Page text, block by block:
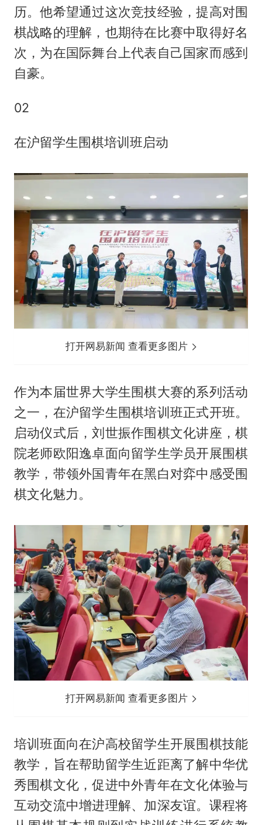
历。他希望通过这次竞技经验，提高对围
棋战略的理解，也期待在比赛中取得好名
次，为在国际舞台上代表自己国家而感到
自豪。
02
在沪留学生围棋培训班启动
打开网易新闻 查看更多图片
作为本届世界大学生围棋大赛的系列活动
之一，在沪留学生围棋培训班正式开班。
启动仪式后，刘世振作围棋文化讲座，棋
院老师欧阳逸卓面向留学生学员开展围棋
教学，带领外国青年在黑白对弈中感受围
棋文化魅力。
打开网易新闻 查看更多图片
培训班面向在沪高校留学生开展围棋技能
教学，旨在帮助留学生近距离了解中华优
秀围棋文化，促进中外青年在文化体验与
互动交流中增进理解、加深友谊。课程将